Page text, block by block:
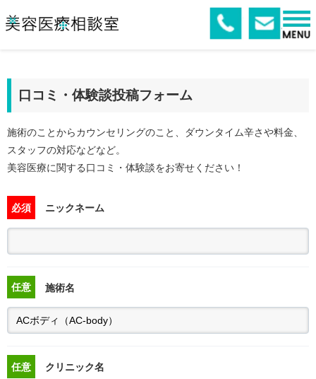
口コミ・体験談投稿フォーム
施術のことからカウンセリングのこと、ダウンタイム辛さや料金、
スタッフの対応などなど。
美容医療に関する口コミ・体験談をお寄せください！
必須 ニックネーム
任意 施術名
任意 クリニック名